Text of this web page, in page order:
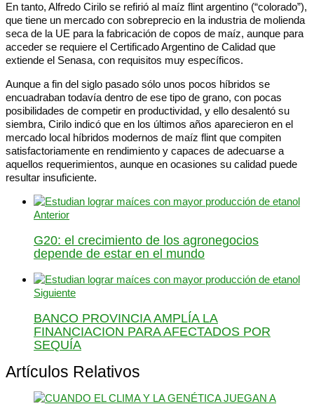
En tanto, Alfredo Cirilo se refirió al maíz flint argentino (“colorado”),
que tiene un mercado con sobreprecio en la industria de molienda
seca de la UE para la fabricación de copos de maíz, aunque para
acceder se requiere el Certificado Argentino de Calidad que
extiende el Senasa, con requisitos muy específicos.
Aunque a fin del siglo pasado sólo unos pocos híbridos se
encuadraban todavía dentro de ese tipo de grano, con pocas
posibilidades de competir en productividad, y ello desalentó su
siembra, Cirilo indicó que en los últimos años aparecieron en el
mercado local híbridos modernos de maíz flint que compiten
satisfactoriamente en rendimiento y capaces de adecuarse a
aquellos requerimientos, aunque en ocasiones su calidad puede
resultar insuficiente.
Anterior
G20: el crecimiento de los agronegocios
depende de estar en el mundo
Siguiente
BANCO PROVINCIA AMPLÍA LA
FINANCIACION PARA AFECTADOS POR
SEQUÍA
Artículos Relativos